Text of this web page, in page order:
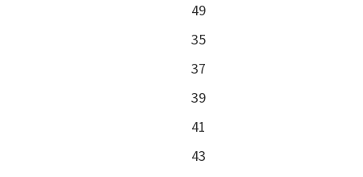
49
35
37
39
41
43